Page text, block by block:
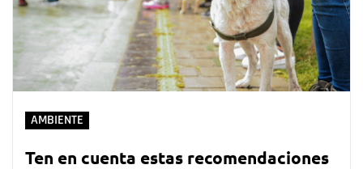
AMBIENTE
Ten en cuenta estas recomendaciones